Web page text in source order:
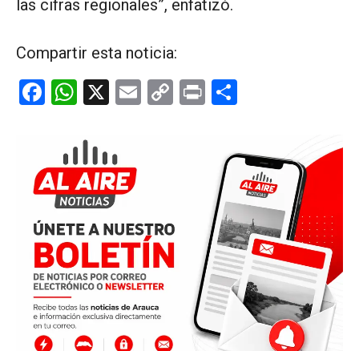
las cifras regionales”, enfatizó.
Compartir esta noticia:
F
b
o
o
k
W
at
s
A
p
p
X
E
C
k
Pr
p
ar
tir